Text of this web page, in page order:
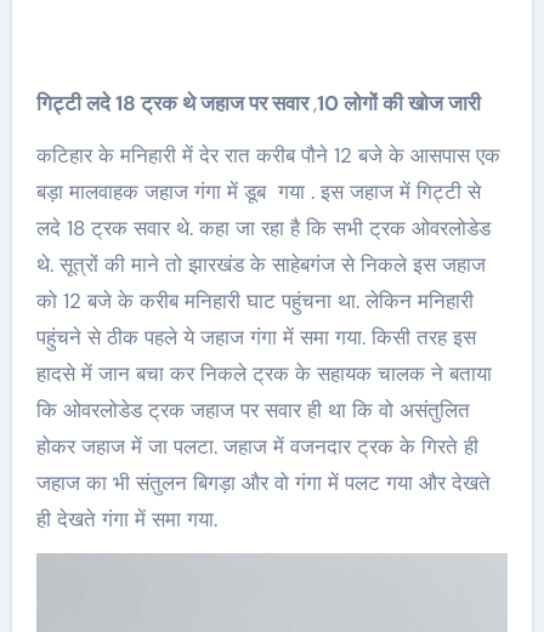
गिट्टी लदे 18 ट्रक थे जहाज पर सवार,10 लोगों की खोज जारी
कटिहार के मनिहारी में देर रात करीब पौने 12 बजे के आसपास एक
बड़ा मालवाहक जहाज गंगा में डूब गया . इस जहाज में गिट्टी से
लदे 18 ट्रक सवार थे. कहा जा रहा है कि सभी ट्रक ओवरलोडेड
थे. सूत्रों की माने तो झारखंड के साहेबगंज से निकले इस जहाज
को 12 बजे के करीब मनिहारी घाट पहुंचना था. लेकिन मनिहारी
पहुंचने से ठीक पहले ये जहाज गंगा में समा गया. किसी तरह इस
हादसे में जान बचा कर निकले ट्रक के सहायक चालक ने बताया
कि ओवरलोडेड ट्रक जहाज पर सवार ही था कि वो असंतुलित
होकर जहाज में जा पलटा. जहाज में वजनदार ट्रक के गिरते ही
जहाज का भी संतुलन बिगड़ा और वो गंगा में पलट गया और देखते
ही देखते गंगा में समा गया.